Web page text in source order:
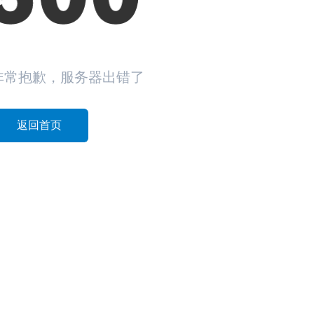
常抱歉，服务器出错了
返回首页